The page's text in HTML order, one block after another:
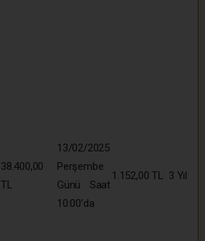
38.400,00
TL
13/02/2025
Perşembe
Günü Saat
10:00’da
1.152,00 TL 3 Yıl